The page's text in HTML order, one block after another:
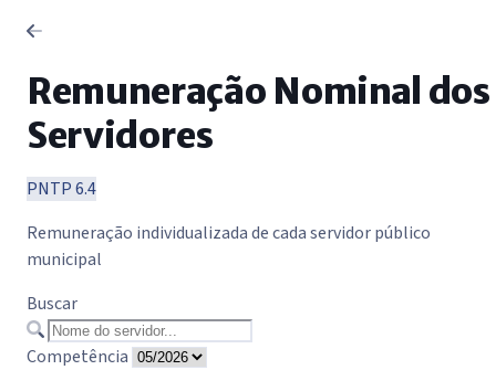
Remuneração Nominal dos
Servidores
PNTP 6.4
Remuneração individualizada de cada servidor público
municipal
Buscar
Competência